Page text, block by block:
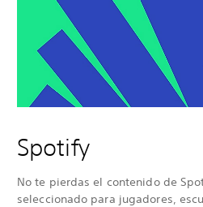
Spotify
No te pierdas el contenido de
seleccionado para jugadores,